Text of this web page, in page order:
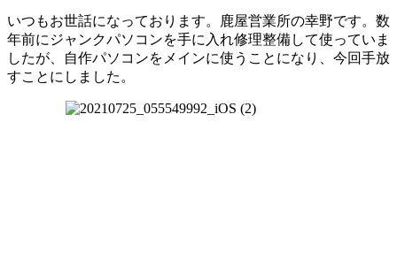
いつもお世話になっております。鹿屋営業所の幸野です。数
年前にジャンクパソコンを手に入れ修理整備して使っていま
したが、自作パソコンをメインに使うことになり、今回手放
すことにしました。